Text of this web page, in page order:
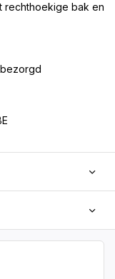
rechthoekige bak en